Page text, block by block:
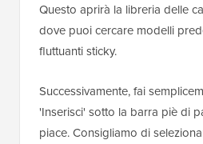
Questo aprirà la libreria delle
dove puoi cercare modelli
fluttuanti sticky.
Successivamente, fai
'Inserisci' sotto la barra piè di
piace. Consigliamo di